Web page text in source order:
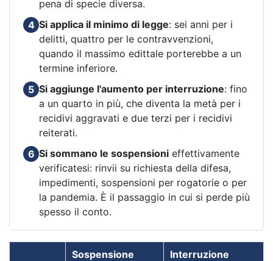
pena di specie diversa.
4 Si applica il minimo di legge: sei anni per i
delitti, quattro per le contravvenzioni,
quando il massimo edittale porterebbe a un
termine inferiore.
5 Si aggiunge l'aumento per interruzione: fino
a un quarto in più, che diventa la metà per i
recidivi aggravati e due terzi per i recidivi
reiterati.
6 Si sommano le sospensioni effettivamente
verificatesi: rinvii su richiesta della difesa,
impedimenti, sospensioni per rogatorie o per
la pandemia. È il passaggio in cui si perde più
spesso il conto.
Sospensione Interruzione